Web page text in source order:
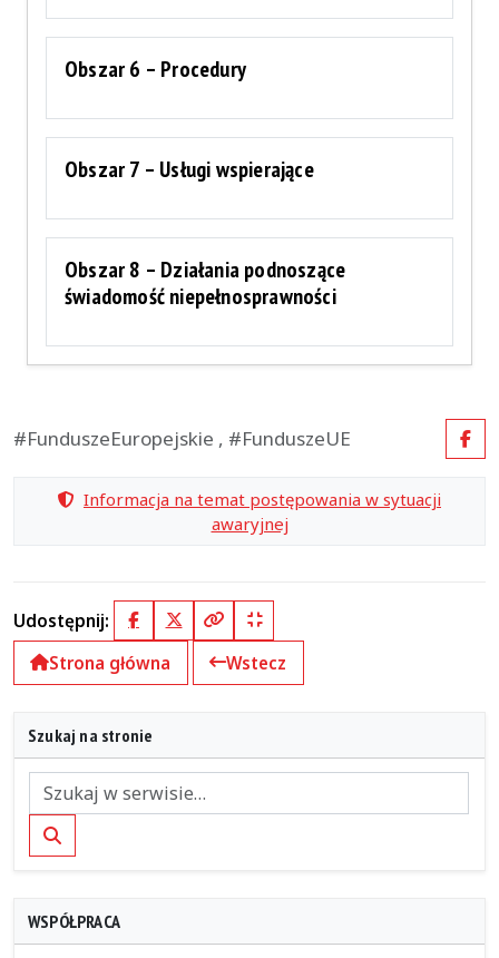
Obszar 6 – Procedury
Obszar 7 – Usługi wspierające
Obszar 8 – Działania podnoszące
świadomość niepełnosprawności
#FunduszeEuropejskie , #FunduszeUE
Informacja na temat postępowania w sytuacji
awaryjnej
Udostępnij: FacebookX (Twitter)
Kopiuj pełny link
Kopiuj krótki link
Strona główna
Wstecz
Szukaj na stronie
Szukaj
WSPÓŁPRACA